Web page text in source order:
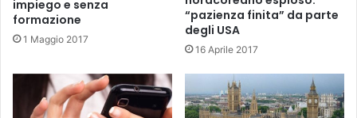
impiego e senza
formazione
1 Maggio 2017
“pazienza finita” da parte
degli USA
16 Aprile 2017